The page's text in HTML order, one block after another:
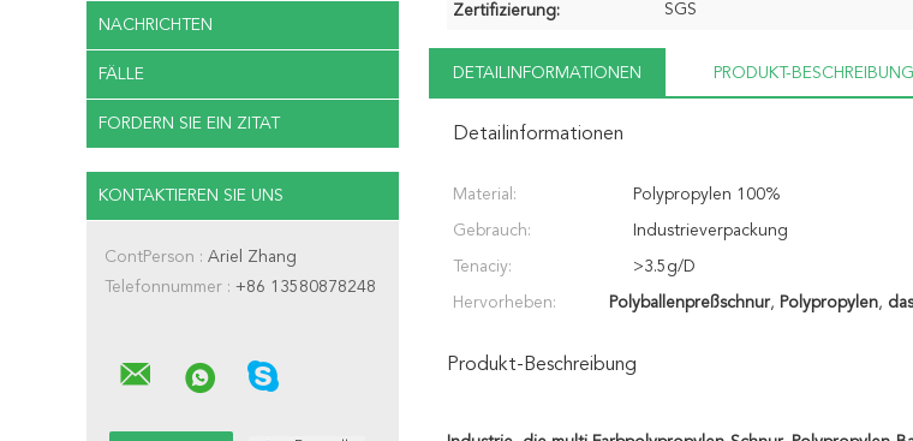
NACHRICHTEN
FÄLLE
FORDERN SIE EIN ZITAT
KONTAKTIEREN SIE UNS
ContPerson : Ariel Zhang
Telefonnummer : +86 13580878248
Zertifizierung: SGS
DETAILINFORMATIONEN PRODUKT-BESCHREIBUNG
Detailinformationen
Material: Polypropylen 100%
Gebrauch: Industrieverpackung
Tenaciy: >3.5g/D
Hervorheben: Polyballenpreßschnur, Polypropylen,
Produkt-Beschreibung